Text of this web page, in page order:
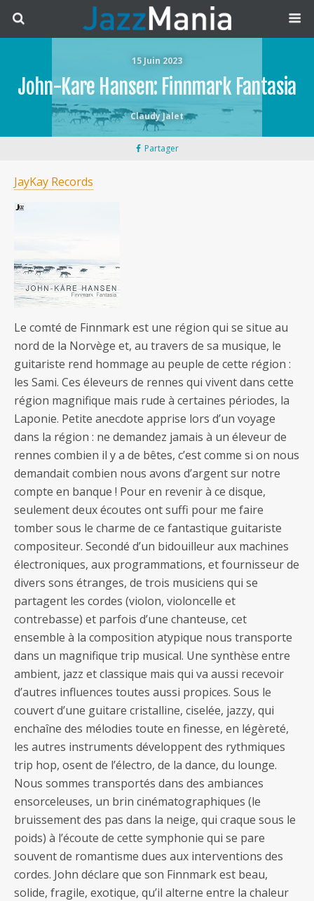
15 Juin 2023
John-Kare Hansen: Finnmark Fantasia
Claudy Jalet
Partager
JayKay Records
Le comté de Finnmark est une région qui se situe au
nord de la Norvège et, au travers de sa musique, le
guitariste rend hommage au peuple de cette région :
les Sami. Ces éleveurs de rennes qui vivent dans cette
région magnifique mais rude à certaines périodes, la
Laponie. Petite anecdote apprise lors d’un voyage
dans la région : ne demandez jamais à un éleveur de
rennes combien il y a de bêtes, c’est comme si on nous
demandait combien nous avons d’argent sur notre
compte en banque ! Pour en revenir à ce disque,
seulement deux écoutes ont suffi pour me faire
tomber sous le charme de ce fantastique guitariste
compositeur. Secondé d’un bidouilleur aux machines
électroniques, aux programmations, et fournisseur de
divers sons étranges, de trois musiciens qui se
partagent les cordes (violon, violoncelle et
contrebasse) et parfois d’une chanteuse, cet
ensemble à la composition atypique nous transporte
dans un magnifique trip musical. Une synthèse entre
ambient, jazz et classique mais qui va aussi recevoir
d’autres influences toutes aussi propices. Sous le
couvert d’une guitare cristalline, ciselée, jazzy, qui
enchaîne des mélodies toute en finesse, en légèreté,
les autres instruments développent des rythmiques
trip hop, osent de l’électro, de la dance, du lounge.
Nous sommes transportés dans des ambiances
ensorceleuses, un brin cinématographiques (le
bruissement des pas dans la neige, qui craque sous le
poids) à l’écoute de cette symphonie qui se pare
souvent de romantisme dues aux interventions des
cordes. John déclare que son Finnmark est beau,
solide, fragile, exotique, qu’il alterne entre la chaleur